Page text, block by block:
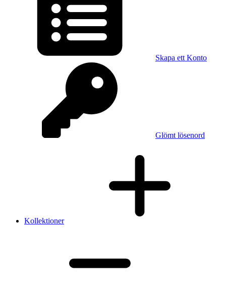
Skapa ett Konto
Glömt lösenord
Kollektioner